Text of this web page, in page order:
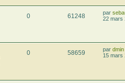
0 61248 par
22 mars
0 58659 par dmin
15 mars